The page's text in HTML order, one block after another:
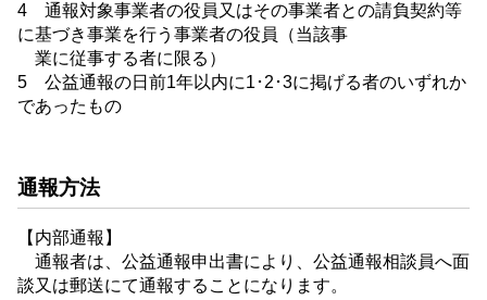
4 通報対象事業者の役員又はその事業者との請負契約等
に基づき事業を行う事業者の役員（当該事
業に従事する者に限る）
5 公益通報の日前1年以内に1･2･3に掲げる者のいずれか
であったもの
通報方法
【内部通報】
通報者は、公益通報申出書により、公益通報相談員へ面
談又は郵送にて通報することになります。